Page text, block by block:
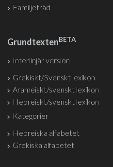
Familjeträd
GrundtextenBETA
Interlinjär version
Grekiskt/Svenskt lexikon
Arameiskt/svenskt lexikon
Hebreiskt/svenskt lexikon
Kategorier
Hebreiska alfabetet
Grekiska alfabetet